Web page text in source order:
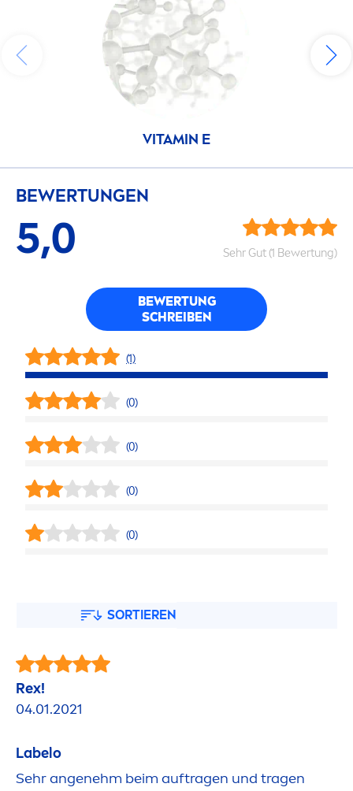
VITAMIN E
BEWERTUNGEN
5,0 Sehr Gut (1 Bewertung)
BEWERTUNG
SCHREIBEN
(1)
(0)
(0)
(0)
(0)
SORTIEREN
Rex!
04.01.2021
Labelo
Sehr angenehm beim auftragen und tragen